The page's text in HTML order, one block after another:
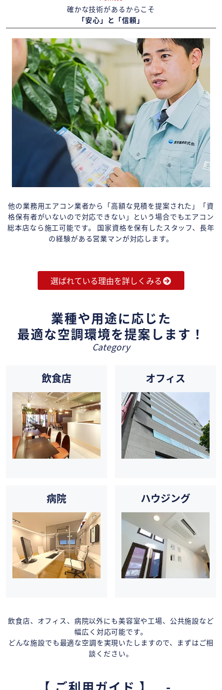
確かな技術があるからこそ
「安心」と「信頼」
他の業務用エアコン業者から「高額な見積を提案された」「資
格保有者がいないので対応できない」という場合でもエアコン
総本店なら施工可能です。 国家資格を保有したスタッフ、長年
の経験がある営業マンが対応します。
選ばれている理由を詳しくみる
業種や用途に応じた
最適な空調環境を提案します！
Category
飲食店 オフィス
病院 ハウジング
飲食店、オフィス、病院以外にも美容室や工場、公共施設など
幅広く対応可能です。
どんな施設でも最適な空調を実現いたしますので、まずはご相
談ください。